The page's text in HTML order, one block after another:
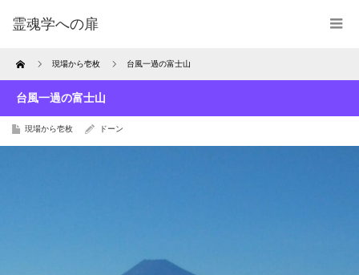
霊魂学への扉
Home 現場から壱枚 台風一過の富士山
台風一過の富士山
現場から壱枚 ドーン